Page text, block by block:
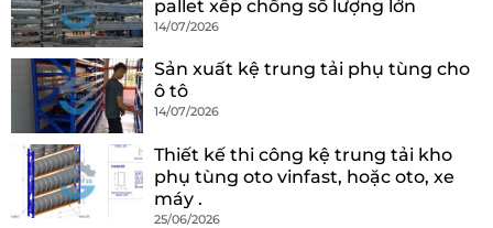
pallet xếp chồng số lượng lớn
14/07/2026
Sản xuất kệ trung tải phụ tùng cho
ô tô
14/07/2026
Thiết kế thi công kệ trung tải kho
phụ tùng oto vinfast, hoặc oto, xe
máy .
25/06/2026